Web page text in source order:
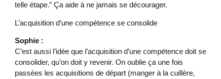
telle étape.” Ça aide à ne jamais se décourager.
L’acquisition d’une compétence se consolide
Sophie :
C’est aussi l’idée que l’acquisition d’une compétence doit se
consolider, qu’on doit y revenir. On oublie ça une fois
passées les acquisitions de départ (manger à la cuillère,